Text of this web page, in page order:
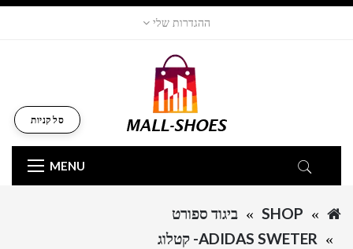
ההגדרות שלי
MENU
סל קניות
SHOP
ביגוד ספורט
ADIDAS SWETER- קטלוג